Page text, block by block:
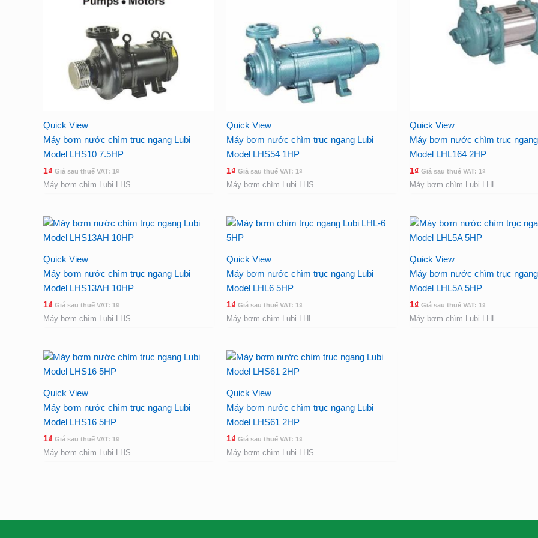
Quick View
Máy bơm nước chìm trục ngang Lubi
Model LHS10 7.5HP
1₫ Giá sau thuế VAT: 1 ₫
Máy bơm chìm Lubi LHS
Quick View
Máy bơm nước chìm trục ngang Lubi
Model LHS54 1HP
1₫ Giá sau thuế VAT: 1 ₫
Máy bơm chìm Lubi LHS
Quick View
Máy bơm nước chìm trục
Model LHL164 2HP
1₫ Giá sau thuế VAT: 1 ₫
Máy bơm chìm Lubi LHL
Quick View
Máy bơm nước chìm trục ngang Lubi
Model LHS13AH 10HP
1₫ Giá sau thuế VAT: 1 ₫
Máy bơm chìm Lubi LHS
Quick View
Máy bơm nước chìm trục ngang Lubi
Model LHL6 5HP
1₫ Giá sau thuế VAT: 1 ₫
Máy bơm chìm Lubi LHL
Quick View
Máy bơm nước chìm trục
Model LHL5A 5HP
1₫ Giá sau thuế VAT: 1 ₫
Máy bơm chìm Lubi LHL
Quick View
Máy bơm nước chìm trục ngang Lubi
Model LHS16 5HP
1₫ Giá sau thuế VAT: 1 ₫
Máy bơm chìm Lubi LHS
Quick View
Máy bơm nước chìm trục ngang Lubi
Model LHS61 2HP
1₫ Giá sau thuế VAT: 1 ₫
Máy bơm chìm Lubi LHS